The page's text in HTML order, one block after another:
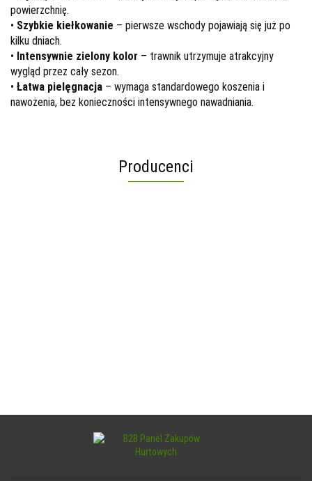
powierzchnię.
• Szybkie kiełkowanie – pierwsze wschody pojawiają się już po
kilku dniach.
• Intensywnie zielony kolor – trawnik utrzymuje atrakcyjny
wygląd przez cały sezon.
• Łatwa pielęgnacja – wymaga standardowego koszenia i
nawożenia, bez konieczności intensywnego nawadniania.
Producenci